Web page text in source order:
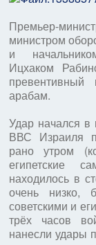
Премьер-
министром
и
Ицхаком
арабам.
Удар начался в
ВВС Израиля
рано утром
египетские
находилось в
очень низко,
советскими и
трёх часов
нанесли удары